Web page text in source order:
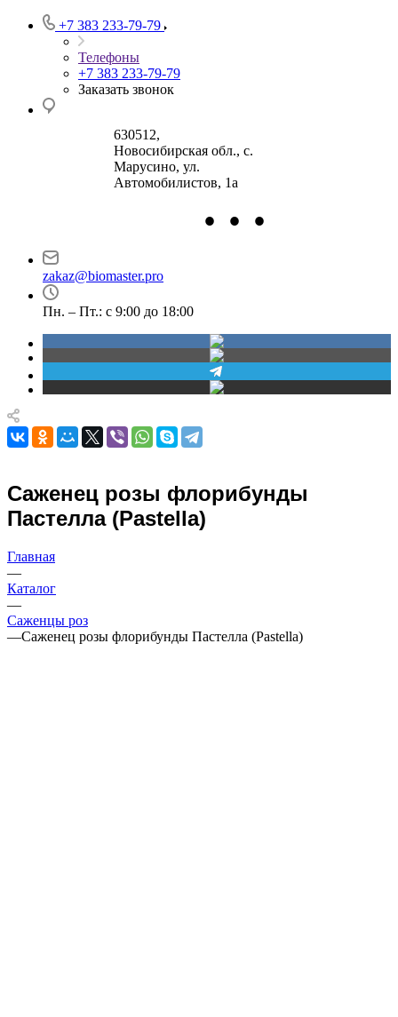
+7 383 233-79-79
Телефоны
+7 383 233-79-79
Заказать звонок
630512,
Новосибирская обл., с.
Марусино, ул.
Автомобилистов, 1а
Маршала Прошлякова,
• • •
zakaz@biomaster.pro
Пн. – Пт.: с 9:00 до 18:00
Саженец розы флорибунды
Пастелла (Pastella)
Главная
—
Каталог
—
Саженцы роз
—Саженец розы флорибунды Пастелла (Pastella)